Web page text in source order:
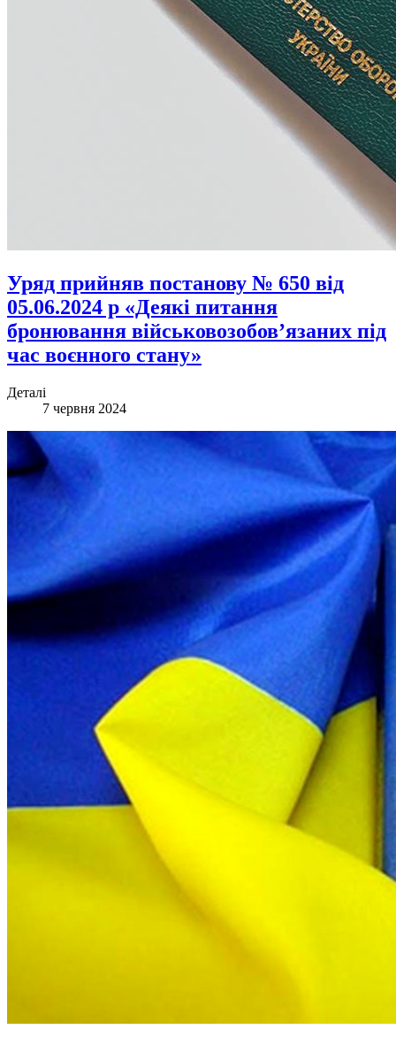
Уряд прийняв постанову № 650 від
05.06.2024 р «Деякі питання
бронювання військовозобов’язаних під
час воєнного стану»
Деталі
7 червня 2024